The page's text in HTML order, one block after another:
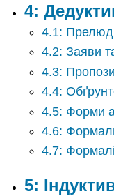
4:
4.1:
4.2: Заяви
4.3:
4.4:
4.5: Форми
4.6:
4.7:
5: